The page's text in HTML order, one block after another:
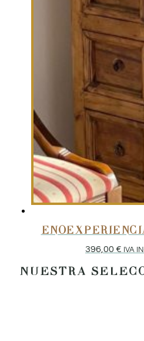
396,00 € IVA
NUESTRA